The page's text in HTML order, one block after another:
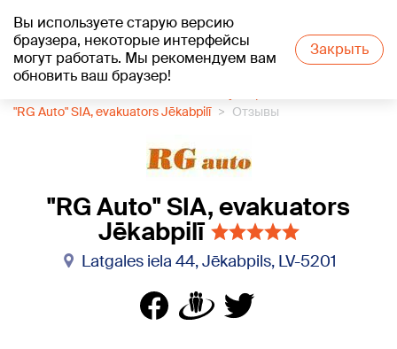
Вы используете старую версию
браузера, некоторые интерфейсы
могут работать. Мы рекомендуем вам
обновить ваш браузер!
Закрыть
+16°C
"RG Auto" SIA, evakuators Jēkabpilī
Отзывы
"RG Auto" SIA, evakuators
Jēkabpilī
Latgales iela 44, Jēkabpils, LV-5201